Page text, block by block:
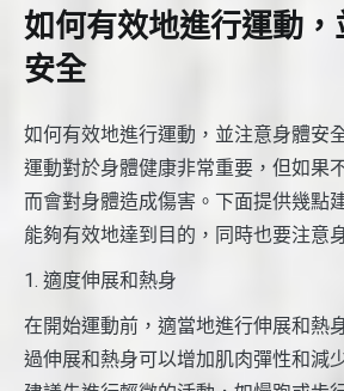
如何有效地進行運動
安全
如何有效地進行運動，並注意身體安
運動對於身體健康非常重要，但如果
而會對身體造成傷害。下面提供幾點
能夠有效地達到目的，同時也要注意
1. 適度伸展和熱身
在開始運動前，適當地進行伸展和熱
過伸展和熱身可以增加肌肉彈性和減